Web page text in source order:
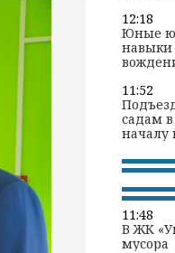
12:18
Юные
навыки
11:52
садам
началу
11:48
В ЖК
мусора